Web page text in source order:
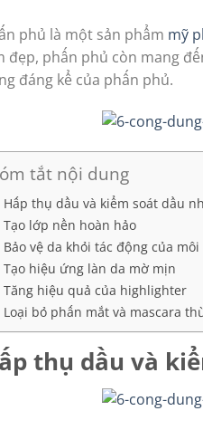
phủ là một sản phẩm mỹ
đẹp, phấn phủ còn mang
đáng kể của phấn phủ.
tắt nội dung
Hấp thụ dầu và kiểm soát dầu
Tạo lớp nền hoàn hảo
Bảo vệ da khỏi tác động của
Tạo hiệu ứng làn da mờ mịn
Tăng hiệu quả của highlighter
Loại bỏ phấn mắt và mascara
thụ dầu và